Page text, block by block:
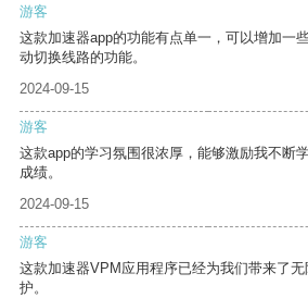
游客
这款加速器app的功能有点单一，可以增加一
动切换线路的功能。
2024-09-15
游客
这款app的学习氛围很浓厚，能够激励我不断
成绩。
2024-09-15
游客
这款加速器VPM应用程序已经为我们带来了
护。